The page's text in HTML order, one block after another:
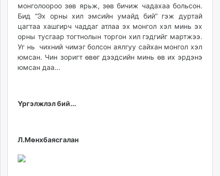
монголоороо зөв ярьж, зөв бичиж чадахаа больсон.
Бид “Эх орны хил эмсийн умайд бий” гэж дуртай
цагтаа хашгирч чаддаг атлаа эх монгол хэл минь эх
орны тусгаар тогтнолын торгон хил гэдгийг мартжээ.
Уг нь чихний чимэг болсон аялгуу сайхан монгол хэл
юмсан. Чин зоригт өвөг дээдсийн минь өв их эрдэнэ
юмсан даа...
Үргэлжлэл бий...
Л.Мөнхбаясгалан